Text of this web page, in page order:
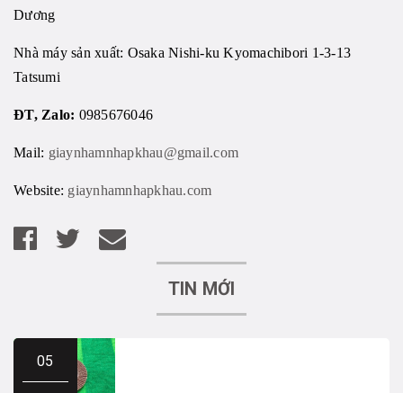
Dương
Nhà máy sản xuất: Osaka Nishi-ku Kyomachibori 1-3-13
Tatsumi
ĐT, Zalo: 0985676046
Mail: giaynhamnhapkhau@gmail.com
Website: giaynhamnhapkhau.com
TIN MỚI
05